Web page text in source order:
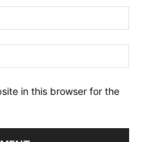
in this browser for the